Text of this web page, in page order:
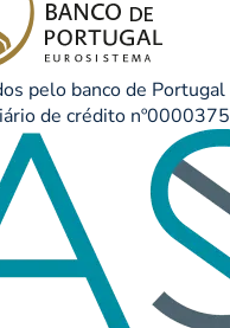
pelo banco de Portugal
de crédito nº0000375